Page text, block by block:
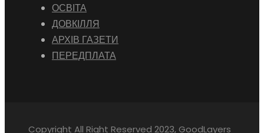
ОСВІТА
ДОВКІЛЛЯ
АРХІВ ГАЗЕТИ
ПЕРЕДПЛАТА
Copyright All Right Reserved 2023, GoodLayers